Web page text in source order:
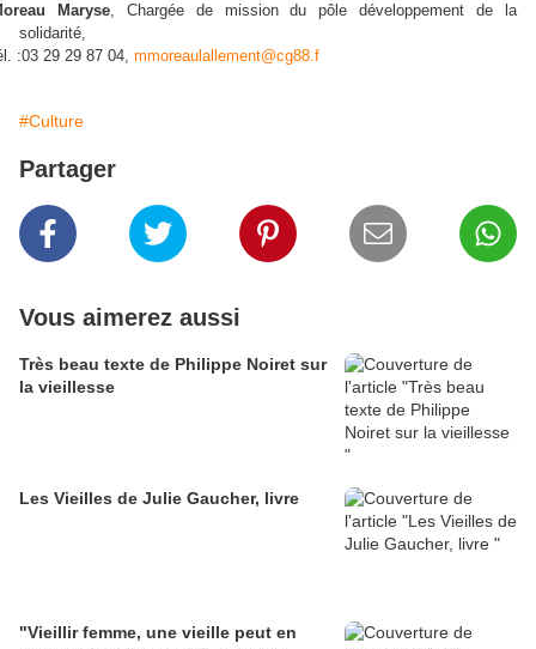
Maryse, Chargée de mission du pôle développement de la
solidarité,
:03 29 29 87 04, mmoreaulallement@cg88.f
#Culture
Partager
Vous aimerez aussi
Très beau texte de Philippe Noiret sur
la vieillesse
Les Vieilles de Julie Gaucher, livre
"Vieillir femme, une vieille peut en